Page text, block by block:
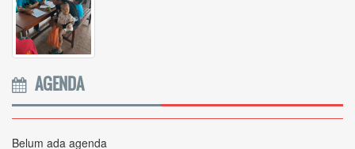
AGENDA
Belum ada agenda